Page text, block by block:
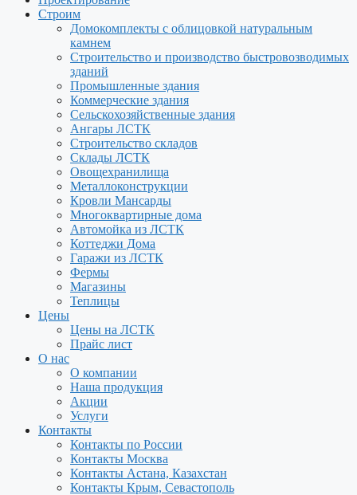
Строим
Домокомплекты с облицовкой натуральным
камнем
Строительство и производство быстровозводимых
зданий
Промышленные здания
Коммерческие здания
Сельскохозяйственные здания
Ангары ЛСТК
Строительство складов
Склады ЛСТК
Овощехранилища
Металлоконструкции
Кровли Мансарды
Многоквартирные дома
Автомойка из ЛСТК
Коттеджи Дома
Гаражи из ЛСТК
Фермы
Магазины
Теплицы
Цены
Цены на ЛСТК
Прайс лист
О нас
О компании
Наша продукция
Акции
Услуги
Контакты
Контакты по России
Контакты Москва
Контакты Астана, Казахстан
Контакты Крым, Севастополь